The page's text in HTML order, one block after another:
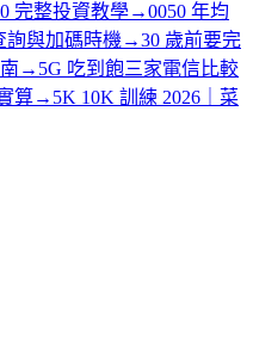
完整投資教學→0050 年均
詢與加碼時機 →30 歲前要完
→ 5G 吃到飽三家電信比較
算→ 5K 10K 訓練 2026｜菜